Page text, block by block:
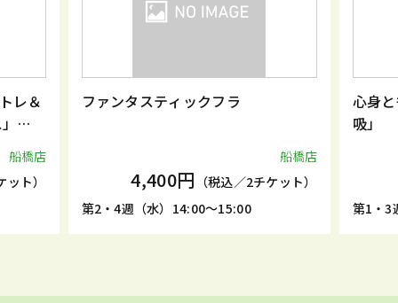
レ＆
船橋店
ト）
ファンタスティックフラ
船橋店
4,400円 （税込／2チケット）
第2・4週（水）14:00～15:00
心身
吸」
第1・3